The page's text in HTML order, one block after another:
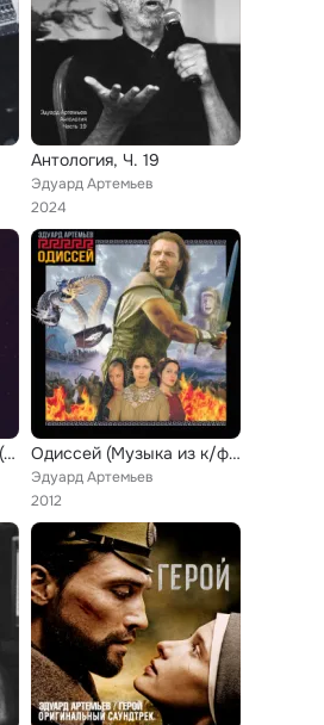
Антология, Ч. 19
Эдуард Артемьев
2024
Slave Of Love/Admirers (Papulin & TonyLove Mix) Одиссей (Музыка из к/ф "Одиссей")
Эдуард Артемьев
2012